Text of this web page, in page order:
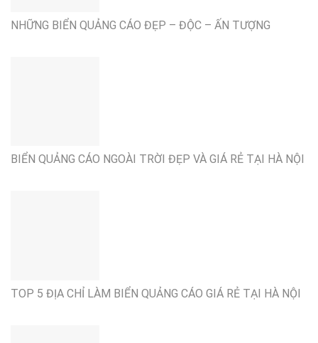
NHỮNG BIỂN QUẢNG CÁO ĐẸP – ĐỘC – ẤN TƯỢNG
BIỂN QUẢNG CÁO NGOÀI TRỜI ĐẸP VÀ GIÁ RẺ TẠI HÀ NỘI
TOP 5 ĐỊA CHỈ LÀM BIỂN QUẢNG CÁO GIÁ RẺ TẠI HÀ NỘI